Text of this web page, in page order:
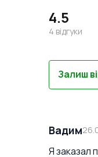
4.5
4 відгуки
Залиш
Вадим
Я заказал